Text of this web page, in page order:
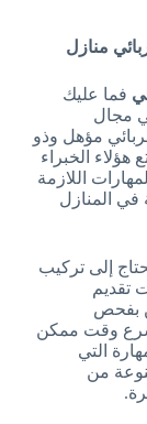
فما عليك
مجال
مؤهل وذو
هؤلاء الخبراء
اللازمة
في المنازل
إلى تركيب
تقديم
بفحص
وقت ممكن
التي
من